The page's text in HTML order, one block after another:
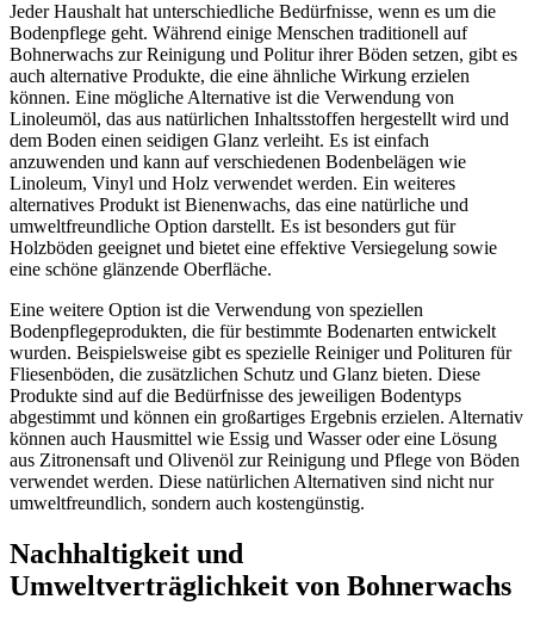
Jeder Haushalt hat unterschiedliche Bedürfnisse, wenn es um die
Bodenpflege geht. Während einige Menschen traditionell auf
Bohnerwachs zur Reinigung und Politur ihrer Böden setzen, gibt es
auch alternative Produkte, die eine ähnliche Wirkung erzielen
können. Eine mögliche Alternative ist die Verwendung von
Linoleumöl, das aus natürlichen Inhaltsstoffen hergestellt wird und
dem Boden einen seidigen Glanz verleiht. Es ist einfach
anzuwenden und kann auf verschiedenen Bodenbelägen wie
Linoleum, Vinyl und Holz verwendet werden. Ein weiteres
alternatives Produkt ist Bienenwachs, das eine natürliche und
umweltfreundliche Option darstellt. Es ist besonders gut für
Holzböden geeignet und bietet eine effektive Versiegelung sowie
eine schöne glänzende Oberfläche.
Eine weitere Option ist die Verwendung von speziellen
Bodenpflegeprodukten, die für bestimmte Bodenarten entwickelt
wurden. Beispielsweise gibt es spezielle Reiniger und Polituren für
Fliesenböden, die zusätzlichen Schutz und Glanz bieten. Diese
Produkte sind auf die Bedürfnisse des jeweiligen Bodentyps
abgestimmt und können ein großartiges Ergebnis erzielen. Alternativ
können auch Hausmittel wie Essig und Wasser oder eine Lösung
aus Zitronensaft und Olivenöl zur Reinigung und Pflege von Böden
verwendet werden. Diese natürlichen Alternativen sind nicht nur
umweltfreundlich, sondern auch kostengünstig.
Nachhaltigkeit und
Umweltverträglichkeit von Bohnerwachs